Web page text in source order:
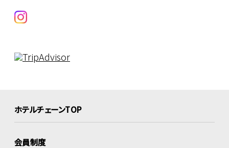
ホテルチェーンTOP
会員制度